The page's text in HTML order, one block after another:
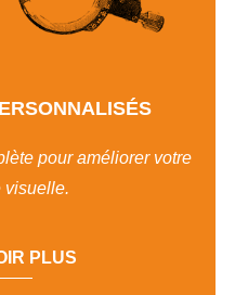
pour améliorer votre
visuelle.
PLUS